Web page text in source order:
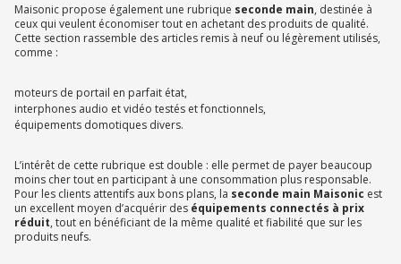
Maisonic propose également une rubrique seconde main, destinée à
ceux qui veulent économiser tout en achetant des produits de qualité.
Cette section rassemble des articles remis à neuf ou légèrement utilisés,
comme :
moteurs de portail en parfait état,
interphones audio et vidéo testés et fonctionnels,
équipements domotiques divers.
L’intérêt de cette rubrique est double : elle permet de payer beaucoup
moins cher tout en participant à une consommation plus responsable.
Pour les clients attentifs aux bons plans, la seconde main Maisonic est
un excellent moyen d’acquérir des équipements connectés à prix
réduit, tout en bénéficiant de la même qualité et fiabilité que sur les
produits neufs.